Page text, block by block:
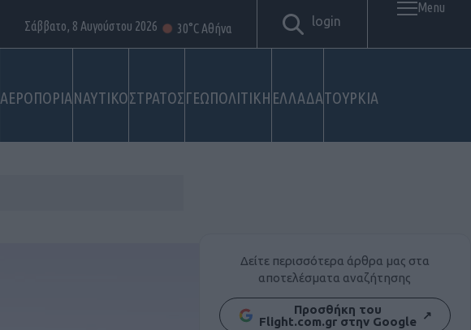
ΑΕΡΟΠΟΡΙΑΝΑΥΤΙΚΟΣΤΡΑΤΟΣΓΕΩΠΟΛΙΤΙΚΗ ΕΛΛΑΔΑΤΟΥΡΚΙΑ
Σάββατο, 8 Αυγούστου 2026 30°C Αθήνα login
Menu
Δείτε περισσότερα άρθρα μας στα
αποτελέσματα αναζήτησης
Προσθήκη του
Flight.com.gr στην Google ↗